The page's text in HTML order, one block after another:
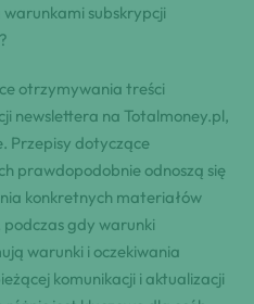
subskrypcji
otrzymywania treści
newslettera na Totalmoney.pl,
Przepisy dotyczące
prawdopodobnie odnoszą się
konkretnych materiałów
gdy warunki
warunki i oczekiwania
komunikacji i aktualizacji